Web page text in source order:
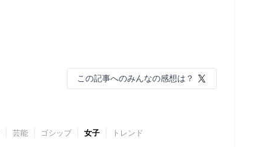
この記事へのみんなの感想は？
芸能 ゴシップ 女子 トレンド